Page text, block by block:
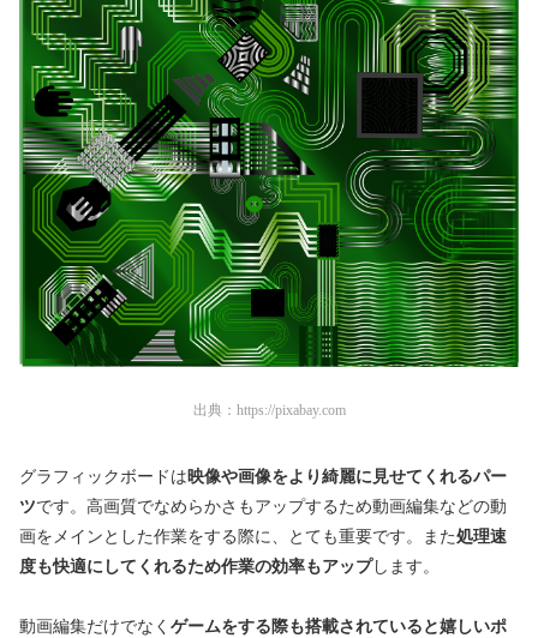
出典： https://pixabay.com
グラフィックボードは映像や画像をより綺麗に見せてくれるパー
ツです。高画質でなめらかさもアップするため動画編集などの動
画をメインとした作業をする際に、とても重要です。また処理速
度も快適にしてくれるため作業の効率もアップします。
動画編集だけでなく ゲームをする際も搭載されていると嬉しいポ